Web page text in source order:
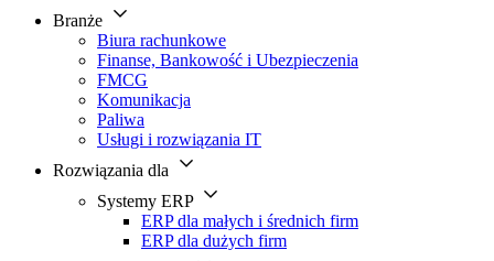
Branże
Biura rachunkowe
Finanse, Bankowość i Ubezpieczenia
FMCG
Komunikacja
Paliwa
Usługi i rozwiązania IT
Rozwiązania dla
Systemy ERP
ERP dla małych i średnich firm
ERP dla dużych firm